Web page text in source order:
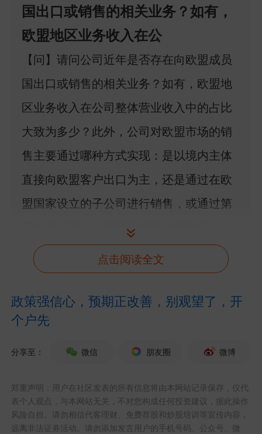
国出口或销售的相关业务？如有，
欧盟地区业务收入在公
【问】请问公司近年是否存在向欧盟成员
国出口或销售的相关业务？如有，欧盟地
区业务收入在公司整体营业收入中的占比
大致为多少？此外，公司对欧盟市场的销
售主要通过哪种方式实现：是以境内主体
直接向欧盟客户出口为主，还是通过在欧
盟国家设立的子公司进行销售，或通过第
三方贸易商、代理商转销至欧盟市场？
【答】康拓医疗：尊敬的投资者，您好。
感谢您对公司的关注，公司正在持续深化
全球化布局，积极扩展海外业务，已有产
品出口至欧盟部分成员国。具体经营情
况，请您参阅公司定期报告。
发布于上证指数吧
东方财富Android版
点击阅读全文
政策强信心，预期正改善，别观望了，开
个户先
分享至： 微信 朋友圈 微博
郑重声明：用户在社区发表的所有信息将由本网站记录保存，仅代
表个人观点，与本网站无关，不对您构成任何投资建议，据此操作
风险自担。请勿相信代客理财、免费荐股和炒股培训等宣传内容，
远离非法证券活动。请勿添加发言用户的手机号码、公众号、微